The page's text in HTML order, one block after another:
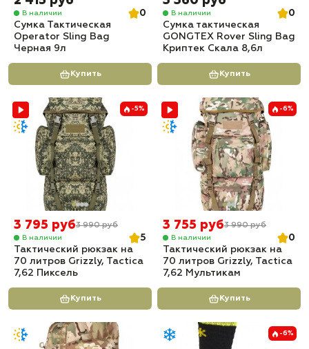
В наличии
0
Сумка Тактическая
Operator Sling Bag
Черная 9л
Купить
В наличии
0
Сумка тактическая
GONGTEX Rover Sling Bag
Криптек Скала 8,6л
Купить
-5%
3 795 руб3 990 руб
В наличии
5
Тактический рюкзак на
70 литров Grizzly, Tactica
7,62 Пиксель
Купить
-6%
3 755 руб3 990 руб
В наличии
0
Тактический рюкзак на
70 литров Grizzly, Tactica
7,62 Мультикам
Купить
-6%